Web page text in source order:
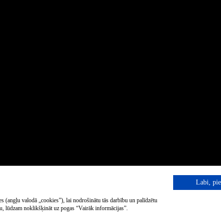
valodā „cookies”), lai nodrošinātu tās darbību un palīdzētu
lūdzam noklikšķināt uz pogas “Vairāk informācijas”.
Labi,